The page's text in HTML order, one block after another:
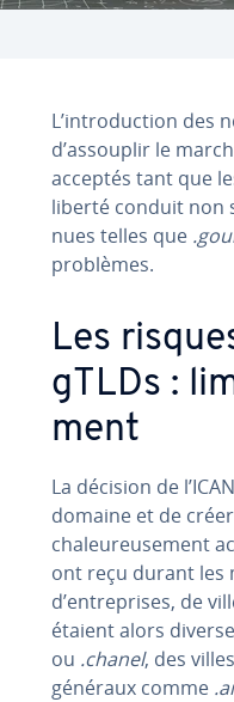
L’in­tro­duc­tion des
d’assouplir le
acceptés tant que
liberté conduit non
nues telles que
problèmes.
Les
gTLDs :
ment
La décision de
domaine et de
cha­leu­reu­se­ment
ont reçu durant les
d’en­tre­prises, de
étaient alors
ou .chanel, des villes
généraux comme